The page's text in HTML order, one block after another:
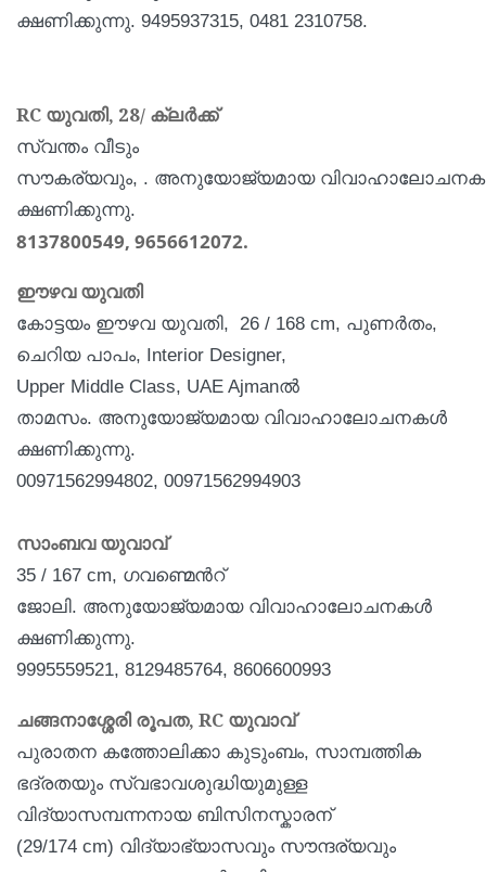
ക്ഷണിക്കുന്നു. 9495937315, 0481 2310758.
RC യുവതി, 28/ ക്ലര്‍ക്ക്
സ്വന്തം വീടും
സൗകര്യവും, . അനുയോജ്യമായ
ക്ഷണിക്കുന്നു.
8137800549, 9656612072.
ഈഴവ യുവതി
കോട്ടയം ഈഴവ യുവതി, 26 / 168 cm, പുണര്‍തം,
ചെറിയ പാപം, Interior Designer,
Upper Middle Class, UAE Ajmanല്‍
താമസം. അനുയോജ്യമായ വിവാഹാലോചനകള്‍
ക്ഷണിക്കുന്നു.
00971562994802, 00971562994903
സാംബവ യുവാവ്
35 / 167 cm, ഗവണ്മെന്‍റ്
ജോലി . അനുയോജ്യമായ വിവാഹാലോചനകള്‍
ക്ഷണിക്കുന്നു.
9995559521, 8129485764, 8606600993
ചങ്ങനാശ്ശേരി രൂപത, RC യുവാവ്
പുരാതന കത്തോലിക്കാ കുടുംബം, സാമ്പത്തിക
ഭദ്രതയും സ്വഭാവശുദ്ധിയുമുള്ള
വിദ്യാസമ്പന്നനായ ബിസിനസ്കാരന്
(29/174 cm) വിദ്യാഭ്യാസവും സൗന്ദര്യവും